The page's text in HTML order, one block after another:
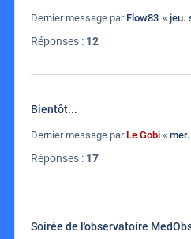
Dernier message par Flow83 « jeu.
Réponses : 12
Bientôt...
Dernier message par Le Gobi «
Réponses : 17
Soirée de l'observatoire